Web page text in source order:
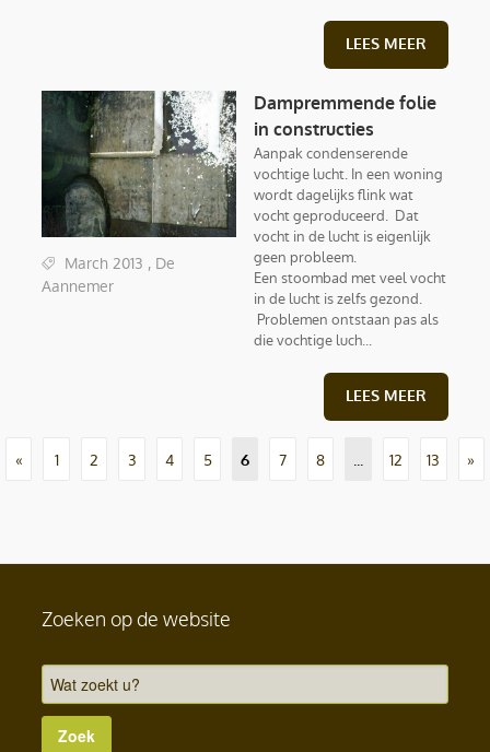
LEES MEER
March 2013 , De
Aannemer
Dampremmende folie
in constructies
Aanpak condenserende
vochtige lucht. In een woning
wordt dagelijks flink wat
vocht geproduceerd. Dat
vocht in de lucht is eigenlijk
geen probleem.
Een stoombad met veel vocht
in de lucht is zelfs gezond.
Problemen ontstaan pas als
die vochtige luch...
LEES MEER
« 1 2 3 4 5 6 7 8 ... 12 13 »
Zoeken op de website